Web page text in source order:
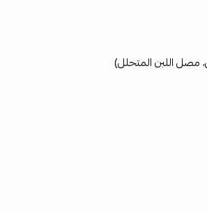
مصل اللبن المتحلل)